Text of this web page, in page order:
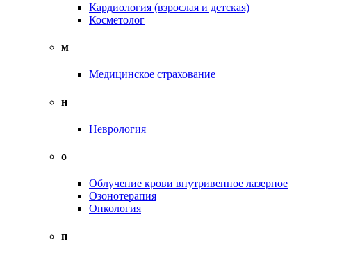
Кардиология (взрослая и детская)
Косметолог
м
Медицинское страхование
н
Неврология
о
Облучение крови внутривенное лазерное
Озонотерапия
Онкология
п